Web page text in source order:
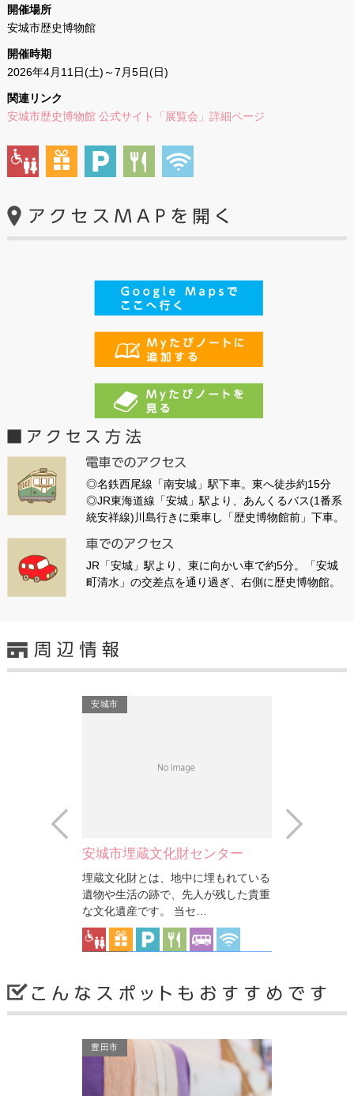
開催場所
安城市歴史博物館
開催時期
2026年4月11日(土)～7月5日(日)
関連リンク
安城市歴史博物館 公式サイト「展覧会」詳細ページ
◎名鉄西尾線「南安城」駅下車。東へ徒歩約15分
◎JR東海道線「安城」駅より、あんくるバス(1番系
統安祥線)川島行きに乗車し「歴史博物館前」下車。
JR「安城」駅より、東に向かい車で約5分。「安城
町清水」の交差点を通り過ぎ、右側に歴史博物館。
安城市
安城市埋蔵文化財センター
埋蔵文化財とは、地中に埋もれている
遺物や生活の跡で、先人が残した貴重
な文化遺産です。 当セ…
豊田市